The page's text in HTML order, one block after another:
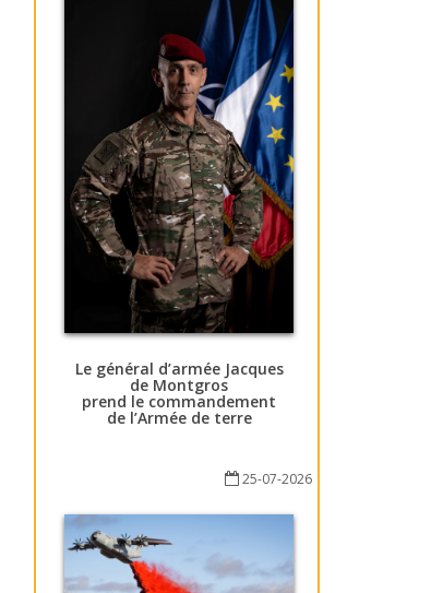
Le général d’armée Jacques
de Montgros
prend le commandement
de l’Armée de terre
25-07-2026